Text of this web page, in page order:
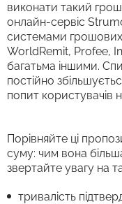
виконати такий
онлайн-сервіс
системами грошових
WorldRemit, Profee,
багатьма іншими.
постійно
попит користувачів
Порівняйте ці
суму: чим вона
звертайте увагу на
тривалість